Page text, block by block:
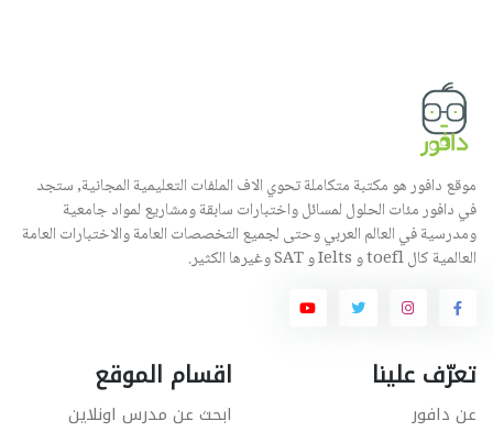
موقع دافور هو مكتبة متكاملة تحوي الاف الملفات التعليمية المجانية, ستجد
في دافور مئات الحلول لمسائل واختبارات سابقة ومشاريع لمواد جامعية
ومدرسية في العالم العربي وحتى لجميع التخصصات العامة والاختبارات العامة
العالمية كال toefl و Ielts و SAT وغيرها الكثير.
تعرّف علينا
عن دافور
اقسام الموقع
ابحث عن مدرس اونلاين